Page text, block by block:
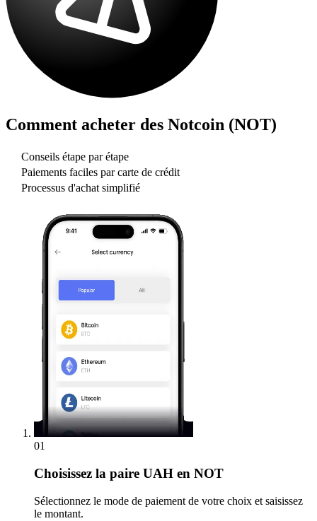
Comment acheter des Notcoin (NOT)
Conseils étape par étape
Paiements faciles par carte de crédit
Processus d'achat simplifié
01
Choisissez la paire UAH en NOT
Sélectionnez le mode de paiement de votre choix et saisissez
le montant.